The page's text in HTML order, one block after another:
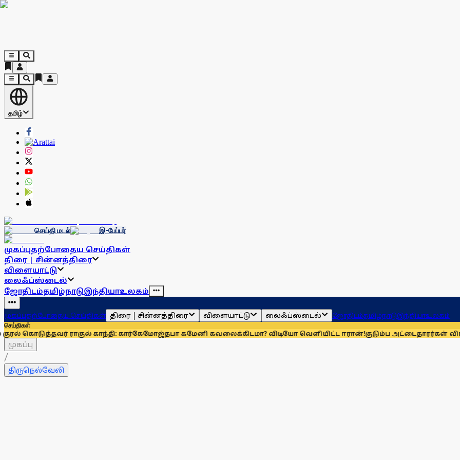
தமிழ்
செய்தி மடல் இ-பேப்பர்
முகப்புதற்போதைய செய்திகள்
திரை | சின்னத்திரை
விளையாட்டு
லைஃப்ஸ்டைல்
ஜோதிடம்தமிழ்நாடுஇந்தியாஉலகம்
முகப்புதற்போதைய செய்திகள் திரை | சின்னத்திரை விளையாட்டு லைஃப்ஸ்டைல் ஜோதிடம்தமிழ்நாடுஇந்தியாஉலகம்
செய்திகள்
ராகுல் காந்தி: கார்கேமோஜ்தபா கமேனி கவலைக்கிடமா? விடியோ வெளியிட்ட ஈரான்!குடும்ப அட்டைதாரர்கள்
முகப்பு
/
திருநெல்வேலி